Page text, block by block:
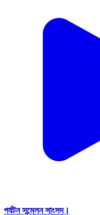
পর্যটন সন্মেলন সাংসদ।